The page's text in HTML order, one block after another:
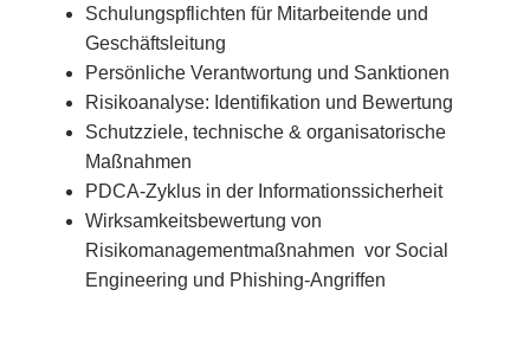
Schulungspflichten für Mitarbeitende und
Geschäftsleitung
Persönliche Verantwortung und Sanktionen
Risikoanalyse: Identifikation und Bewertung
Schutzziele, technische & organisatorische
Maßnahmen
PDCA-Zyklus in der Informationssicherheit
Wirksamkeitsbewertung von
Risikomanagementmaßnahmen vor Social
Engineering und Phishing-Angriffen